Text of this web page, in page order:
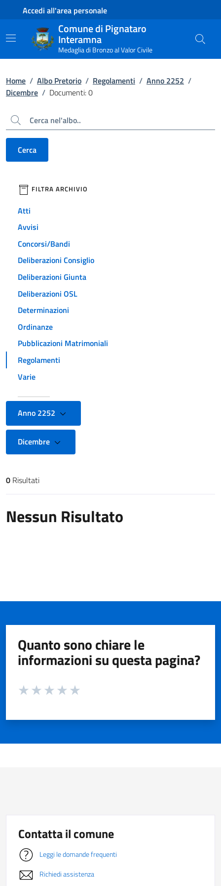
Contenuto principale
Piede di paginaAccedi all'area personale
Comune di Pignataro
Interamna
Medaglia di Bronzo al Valor Civile
Home / Albo Pretorio / Regolamenti / Anno 2252 /
Dicembre / Documenti: 0
Cerca
Cerca
filtri da applicare
FILTRA ARCHIVIO
Atti
Avvisi
Concorsi/Bandi
Deliberazioni Consiglio
Deliberazioni Giunta
Deliberazioni OSL
Determinazioni
Ordinanze
Pubblicazioni Matrimoniali
Regolamenti
Varie
Anno 2252
Dicembre
Risultati di ricerca
0 Risultati
Nessun Risultato
Quanto sono chiare le
informazioni su questa pagina?
Valuta da 1 a 5 stelle la pagina
Contatta il comune
Leggi le domande frequenti
Richiedi assistenza